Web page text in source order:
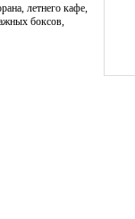
летнего кафе,
боксов,